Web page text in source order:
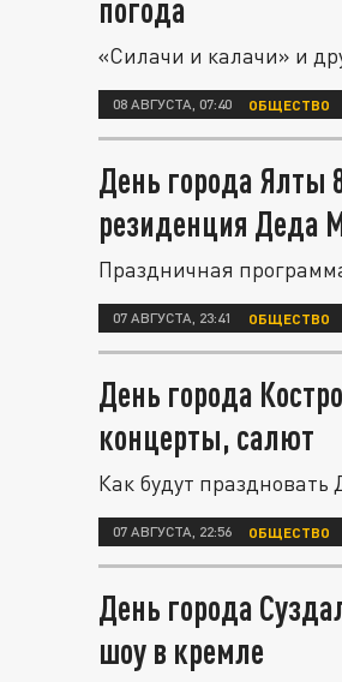
погода
«Силачи и калачи» и
08 АВГУСТА, 07:40 ОБЩЕСТВО
День города Ялты
резиденция Деда
Праздничная
07 АВГУСТА, 23:41 ОБЩЕСТВО
День города
концерты, салют
Как будут праздновать
07 АВГУСТА, 22:56 ОБЩЕСТВО
День города
шоу в кремле